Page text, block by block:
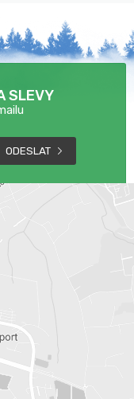
SLEVY
ODESLAT